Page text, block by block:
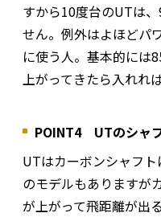
すから10度台のUTは
せん。例外はよほどパ
に使う人。基本的には
上がってきたら入れれ
POINT4 UTのシャ
UTはカーボンシャフ
のモデルもありますが
が上がって飛距離が出